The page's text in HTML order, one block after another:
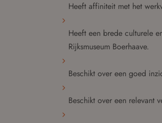
Heeft affiniteit met het
Heeft een brede culturele
Rijksmuseum Boerhaave.
Beschikt over een goed
Beschikt over een relevant